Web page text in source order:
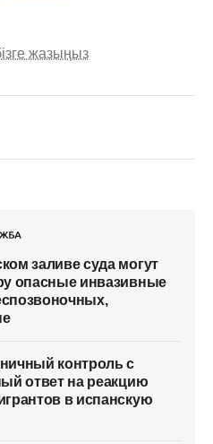
жазыңыз
заливе суда могут
опасные инвазивные
контроль с
ответ на реакцию
в испанскую